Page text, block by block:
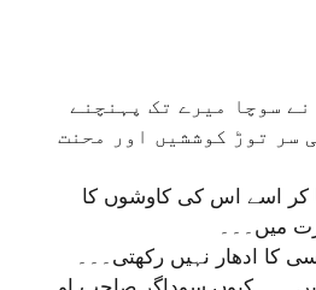
سوچا میرے تک پہنچنے
سر توڑ کوششیں اور محنت
میں۔۔۔
کا ادھار نہیں رکھتی۔۔۔